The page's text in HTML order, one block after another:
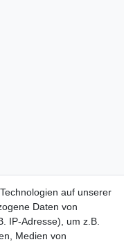
auf unserer
Daten von
IP-Adresse), um z.B.
Medien von